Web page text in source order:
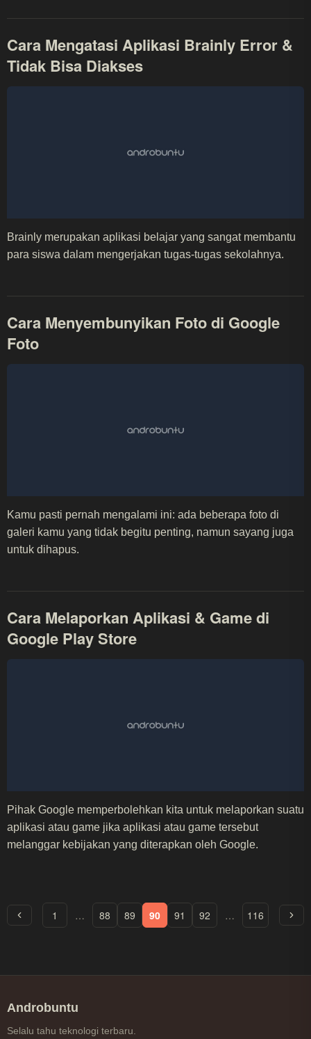
Cara Mengatasi Aplikasi Brainly Error &
Tidak Bisa Diakses
Brainly merupakan aplikasi belajar yang sangat membantu
para siswa dalam mengerjakan tugas-tugas sekolahnya.
Cara Menyembunyikan Foto di Google
Foto
Kamu pasti pernah mengalami ini: ada beberapa foto di
galeri kamu yang tidak begitu penting, namun sayang juga
untuk dihapus.
Cara Melaporkan Aplikasi & Game di
Google Play Store
Pihak Google memperbolehkan kita untuk melaporkan suatu
aplikasi atau game jika aplikasi atau game tersebut
melanggar kebijakan yang diterapkan oleh Google.
1 … 88 89 90 91 92 … 116
Androbuntu
Selalu tahu teknologi terbaru.